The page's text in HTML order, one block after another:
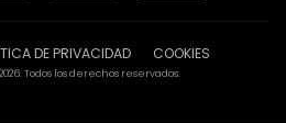
DE PRIVACIDAD COOKIES
Todos los derechos reservados.